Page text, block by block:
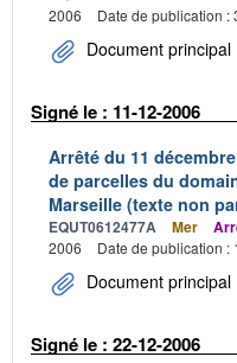
2006
Date de publication :
Document principal
Signé le : 11-12-2006
Arrêté du 11
de parcelles du
Marseille (texte non
EQUT0612477A Mer
2006
Date de publication :
Document principal
Signé le : 22-12-2006